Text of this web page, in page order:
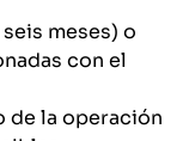
meses) o
con el
de la operación